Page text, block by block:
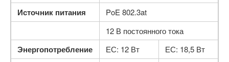
Источник питания
PoE 802.3at
12 В постоянного тока
Энергопотребление ЕС: 12 Вт
ЕС: 18,5 Вт